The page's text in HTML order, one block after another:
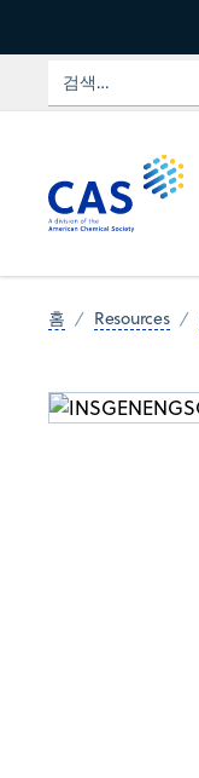
홈 Resources